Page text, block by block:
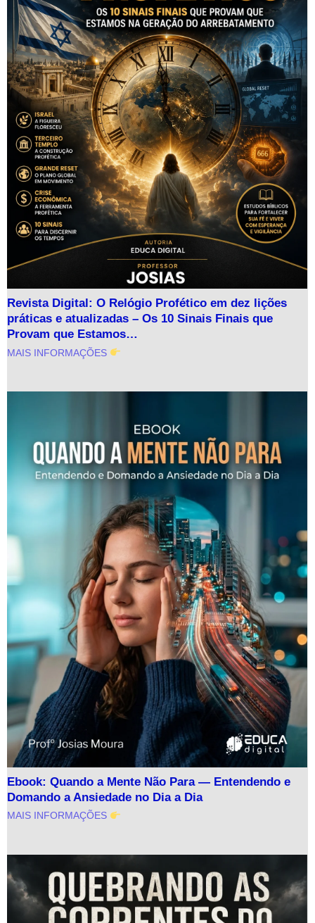
Revista Digital: O Relógio Profético em dez lições
práticas e atualizadas – Os 10 Sinais Finais que
Provam que Estamos…
MAIS INFORMAÇÕES
Ebook: Quando a Mente Não Para — Entendendo e
Domando a Ansiedade no Dia a Dia
MAIS INFORMAÇÕES